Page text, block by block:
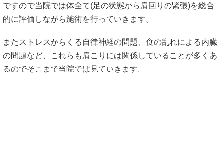
ですので当院では体全て(足の状態から肩回りの緊張)を総合
的に評価しながら施術を行っていきます。
またストレスからくる自律神経の問題、食の乱れによる内臓
の問題など、これらも肩こりには関係していることが多くあ
るのでそこまで当院では見ていきます。